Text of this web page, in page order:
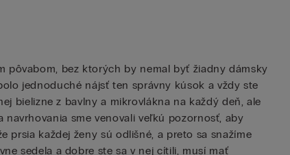
pôvabom, bez ktorých by nemal byť žiadny dámsky
jednoduché nájsť ten správny kúsok a vždy ste
bielizne z bavlny a mikrovlákna na každý deň, ale
sme venovali veľkú pozornosť, aby
prsia každej ženy sú odlišné, a preto sa snažíme
sedela a dobre ste sa v nej cítili, musí mať